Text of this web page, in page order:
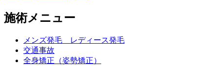
施術メニュー
メンズ発毛 レディース発毛
交通事故
全身矯正（姿勢矯正）